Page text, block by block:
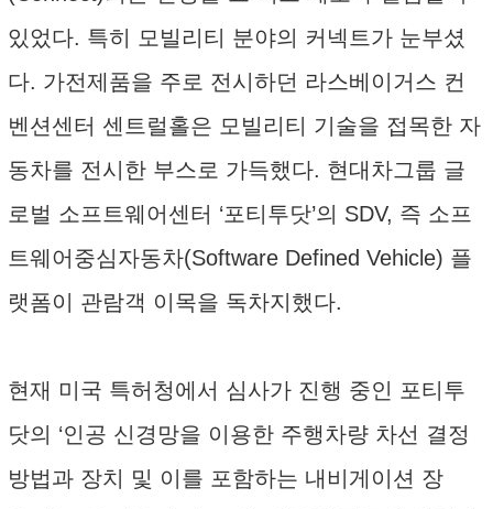
있었다. 특히 모빌리티 분야의 커넥트가 눈부셨
다. 가전제품을 주로 전시하던 라스베이거스 컨
벤션센터 센트럴홀은 모빌리티 기술을 접목한 자
동차를 전시한 부스로 가득했다. 현대차그룹 글
로벌 소프트웨어센터 ‘포티투닷’의 SDV, 즉 소프
트웨어중심자동차(Software Defined Vehicle) 플
랫폼이 관람객 이목을 독차지했다.
현재 미국 특허청에서 심사가 진행 중인 포티투
닷의 ‘인공 신경망을 이용한 주행차량 차선 결정
방법과 장치 및 이를 포함하는 내비게이션 장